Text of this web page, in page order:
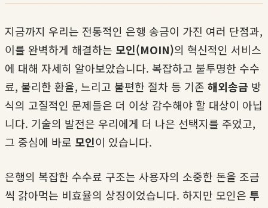
지금까지 우리는 전통적인 은행 송금이 가진 여러 단점과,
이를 완벽하게 해결하는 모인(MOIN)의 혁신적인 서비스
에 대해 자세히 알아보았습니다. 복잡하고 불투명한 수수
료, 불리한 환율, 느리고 불편한 절차 등 기존 해외송금 방
식의 고질적인 문제들은 더 이상 감수해야 할 대상이 아닙
니다. 기술의 발전은 우리에게 더 나은 선택지를 주었고,
그 중심에 바로 모인이 있습니다.
은행의 복잡한 수수료 구조는 사용자의 소중한 돈을 조금
씩 갉아먹는 비효율의 상징이었습니다. 하지만 모인은 투